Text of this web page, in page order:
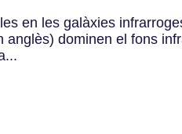
en les galàxies
anglès) dominen el fons